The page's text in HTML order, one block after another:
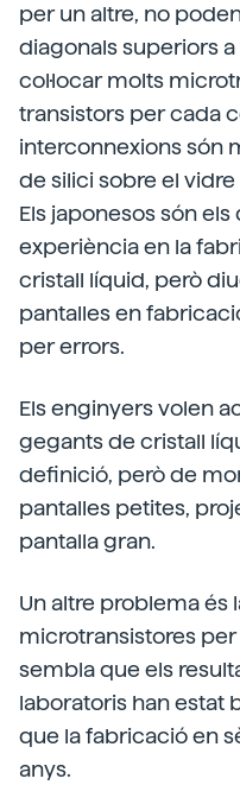
per un altre, no
diagonals superiors
col·locar molts
transistors per cada
interconnexions són
de silici sobre el
Els japonesos són
experiència en la
cristall líquid, però
pantalles en
per errors.
Els enginyers volen
gegants de cristall
definició, però de
pantalles petites,
pantalla gran.
Un altre problema és
microtransistores
sembla que els
laboratoris han estat
que la fabricació en
anys.